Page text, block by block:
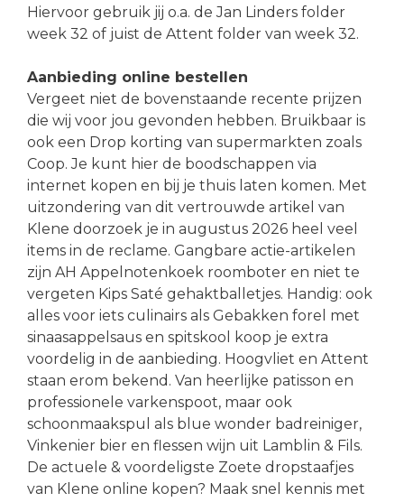
Hiervoor gebruik jij o.a. de Jan Linders folder
week 32 of juist de Attent folder van week 32.
Aanbieding online bestellen
Vergeet niet de bovenstaande recente prijzen
die wij voor jou gevonden hebben. Bruikbaar is
ook een Drop korting van supermarkten zoals
Coop. Je kunt hier de boodschappen via
internet kopen en bij je thuis laten komen. Met
uitzondering van dit vertrouwde artikel van
Klene doorzoek je in augustus 2026 heel veel
items in de reclame. Gangbare actie-artikelen
zijn AH Appelnotenkoek roomboter en niet te
vergeten Kips Saté gehaktballetjes. Handig: ook
alles voor iets culinairs als Gebakken forel met
sinaasappelsaus en spitskool koop je extra
voordelig in de aanbieding. Hoogvliet en Attent
staan erom bekend. Van heerlijke patisson en
professionele varkenspoot, maar ook
schoonmaakspul als blue wonder badreiniger,
Vinkenier bier en flessen wijn uit Lamblin & Fils.
De actuele & voordeligste Zoete dropstaafjes
van Klene online kopen? Maak snel kennis met